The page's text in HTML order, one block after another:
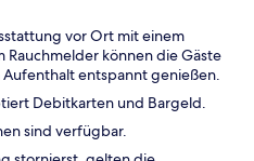
vor Ort mit einem
Rauchmelder können die Gäste
entspannt genießen.
Debitkarten und Bargeld.
sind verfügbar.